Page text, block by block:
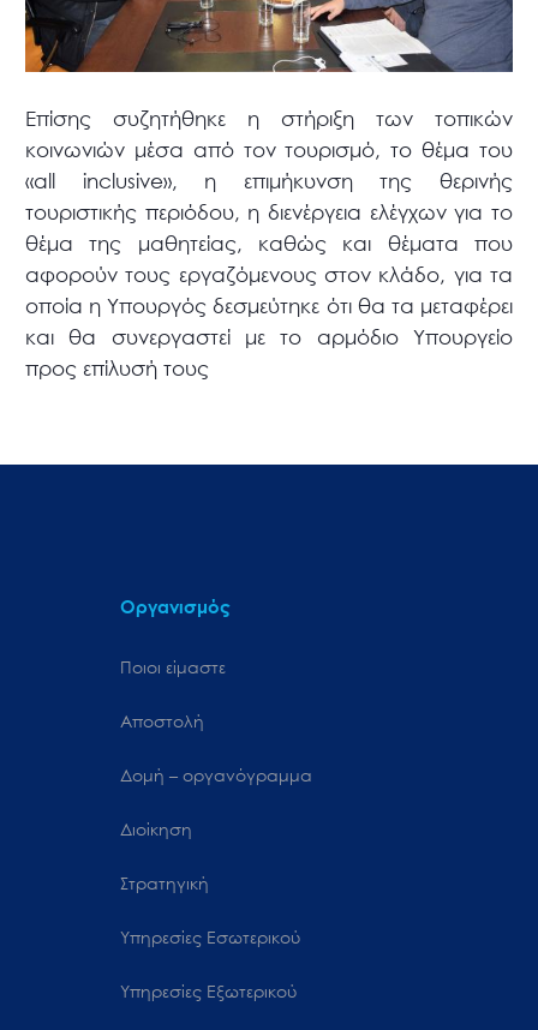
Επίσης συζητήθηκε η στήριξη των τοπικών
κοινωνιών μέσα από τον τουρισμό, το θέμα του
«all inclusive», η επιμήκυνση της θερινής
τουριστικής περιόδου, η διενέργεια ελέγχων για το
θέμα της μαθητείας, καθώς και θέματα που
αφορούν τους εργαζόμενους στον κλάδο, για τα
οποία η Υπουργός δεσμεύτηκε ότι θα τα μεταφέρει
και θα συνεργαστεί με το αρμόδιο Υπουργείο
προς επίλυσή τους
Οργανισμός
Ποιοι είμαστε
Αποστολή
Δομή – οργανόγραμμα
Διοίκηση
Στρατηγική
Υπηρεσίες Εσωτερικού
Υπηρεσίες Εξωτερικού